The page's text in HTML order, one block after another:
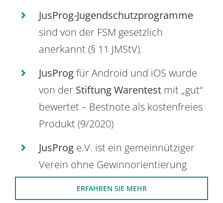
JusProg-Jugendschutzprogramme
sind von der FSM gesetzlich
anerkannt (§ 11 JMStV).
JusProgfür Android und iOS wurde
von der Stiftung Warentest mit „gut“
bewertet – Bestnote als kostenfreies
Produkt (9/2020)
JusProg e.V. ist ein gemeinnütziger
Verein ohne Gewinnorientierung
ERFAHREN SIE MEHR